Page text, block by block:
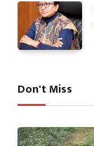
Don't Miss